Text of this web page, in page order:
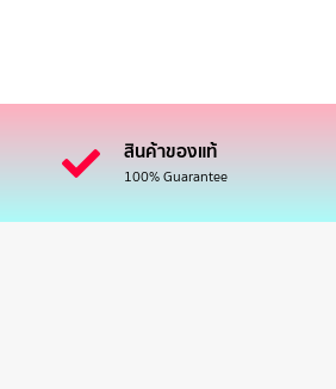
สินค้าของแท้
100% Guarantee